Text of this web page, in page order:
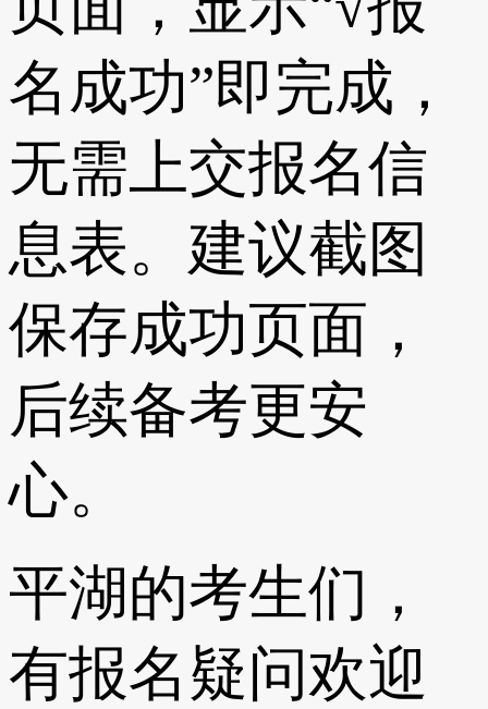
名成功”即完成，
无需上交报名信
息表。建议截图
保存成功页面，
后续备考更安
心。
平湖的考生们，
有报名疑问欢迎